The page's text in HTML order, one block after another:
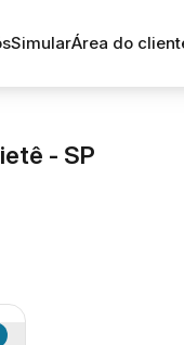
Área do
Simular
- SP